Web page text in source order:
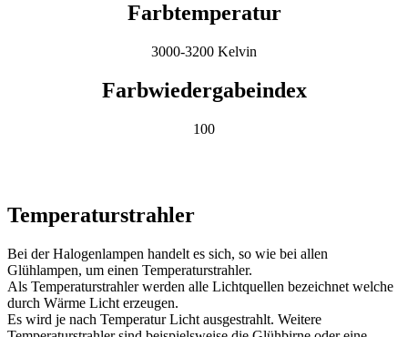
Farbtemperatur
3000-3200 Kelvin
Farbwiedergabeindex
100
Temperaturstrahler
Bei der Halogenlampen handelt es sich, so wie bei allen
Glühlampen, um einen Temperaturstrahler.
Als Temperaturstrahler werden alle Lichtquellen bezeichnet welche
durch Wärme Licht erzeugen.
Es wird je nach Temperatur Licht ausgestrahlt. Weitere